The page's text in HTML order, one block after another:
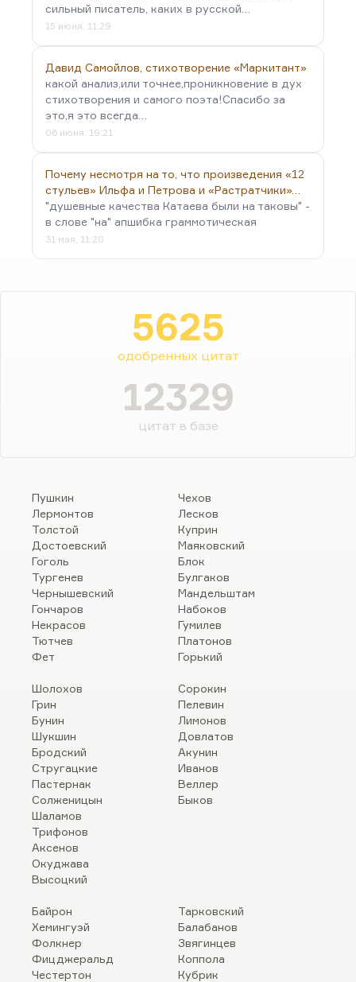
сильный писатель, каких в русской…
15 июня, 11:29
Давид Самойлов, стихотворение «Маркитант»
какой анализ,или точнее,проникновение в дух
стихотворения и самого поэта!Спасибо за
это,я это всегда…
06 июня, 19:21
Почему несмотря на то, что произведения «12
стульев» Ильфа и Петрова и «Растратчики»…
"душевные качества Катаева были на таковы" -
в слове "на" апшибка граммотическая
31 мая, 11:20
5625
одобренных цитат
12329
цитат в базе
Пушкин
Лермонтов
Толстой
Достоевский
Гоголь
Тургенев
Чернышевский
Гончаров
Некрасов
Тютчев
Фет
Чехов
Лесков
Куприн
Маяковский
Блок
Булгаков
Мандельштам
Набоков
Гумилев
Платонов
Горький
Шолохов
Грин
Бунин
Шукшин
Бродский
Стругацкие
Пастернак
Солженицын
Шаламов
Трифонов
Аксенов
Окуджава
Высоцкий
Сорокин
Пелевин
Лимонов
Довлатов
Акунин
Иванов
Веллер
Быков
Байрон
Хемингуэй
Фолкнер
Фицджеральд
Честертон
Тарковский
Балабанов
Звягинцев
Коппола
Кубрик